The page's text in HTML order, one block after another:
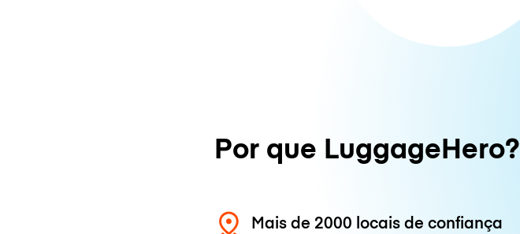
Por que LuggageHero?
Mais de 2000 locais de confiança